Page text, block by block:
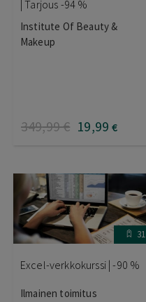
| Tarjous -94 %
Institute Of Beauty &
Makeup
349,99€ 19,99 €
31
Excel-verkkokurssi | -90 %
Ilmainen toimitus